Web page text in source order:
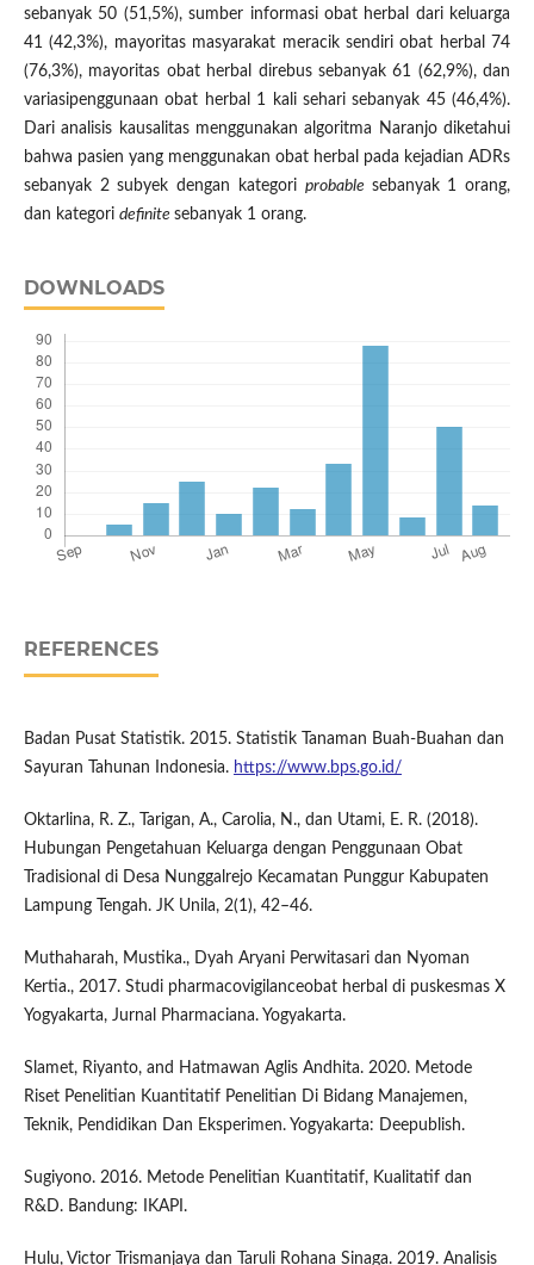
sebanyak 50 (51,5%), sumber informasi obat herbal dari keluarga
41 (42,3%), mayoritas masyarakat meracik sendiri obat herbal 74
(76,3%), mayoritas obat herbal direbus sebanyak 61 (62,9%), dan
variasipenggunaan obat herbal 1 kali sehari sebanyak 45 (46,4%).
Dari analisis kausalitas menggunakan algoritma Naranjo diketahui
bahwa pasien yang menggunakan obat herbal pada kejadian ADRs
sebanyak 2 subyek dengan kategori probable sebanyak 1 orang,
dan kategori definite sebanyak 1 orang.
DOWNLOADS
REFERENCES
Badan Pusat Statistik. 2015. Statistik Tanaman Buah-Buahan dan
Sayuran Tahunan Indonesia. https://www.bps.go.id/
Oktarlina, R. Z., Tarigan, A., Carolia, N., dan Utami, E. R. (2018).
Hubungan Pengetahuan Keluarga dengan Penggunaan Obat
Tradisional di Desa Nunggalrejo Kecamatan Punggur Kabupaten
Lampung Tengah. JK Unila, 2(1), 42–46.
Muthaharah, Mustika., Dyah Aryani Perwitasari dan Nyoman
Kertia., 2017. Studi pharmacovigilanceobat herbal di puskesmas X
Yogyakarta, Jurnal Pharmaciana. Yogyakarta.
Slamet, Riyanto, and Hatmawan Aglis Andhita. 2020. Metode
Riset Penelitian Kuantitatif Penelitian Di Bidang Manajemen,
Teknik, Pendidikan Dan Eksperimen. Yogyakarta: Deepublish.
Sugiyono. 2016. Metode Penelitian Kuantitatif, Kualitatif dan
R&D. Bandung: IKAPI.
Hulu, Victor Trismanjaya dan Taruli Rohana Sinaga. 2019. Analisis